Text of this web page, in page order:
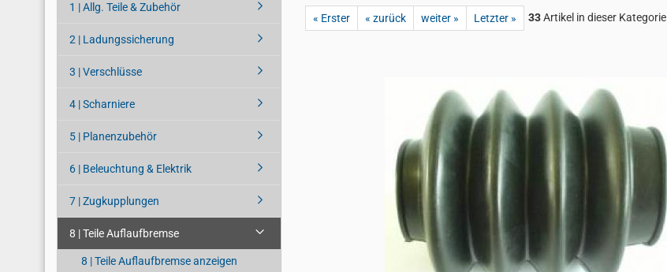
« Erster « zurück weiter » Letzter » 33Artikel in dieser Kategorie
1 | Allg. Teile & Zubehör
2 | Ladungssicherung
3 | Verschlüsse
4 | Scharniere
5 | Planenzubehör
6 | Beleuchtung & Elektrik
7 | Zugkupplungen
8 | Teile Auflaufbremse
8 | Teile Auflaufbremse anzeigen